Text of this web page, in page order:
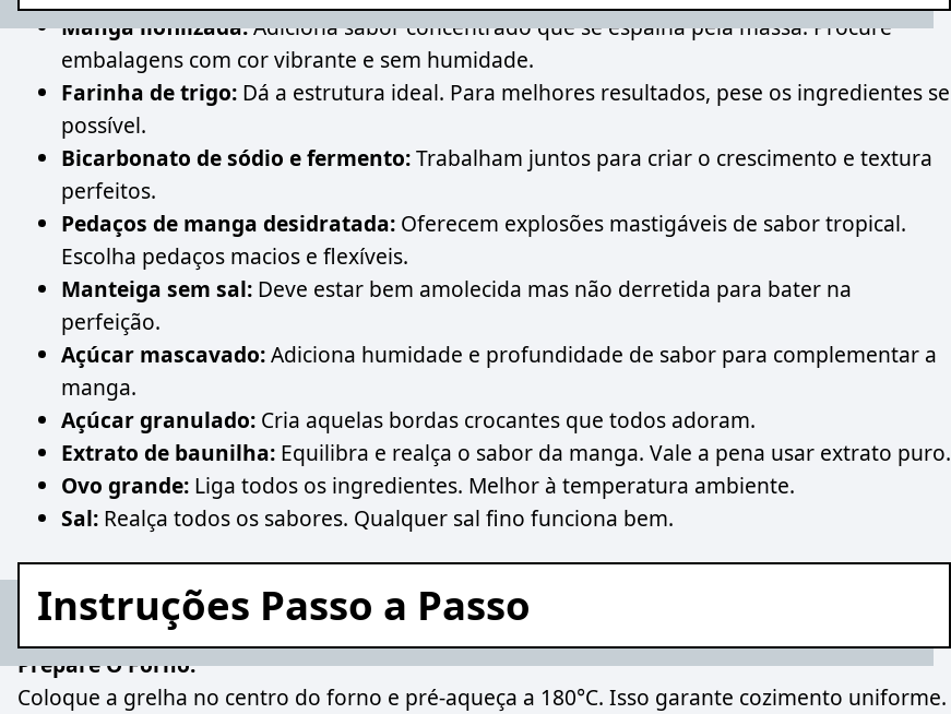
Manga liofilizada:Adiciona sabor concentrado que se espalha pela massa. Procure
embalagens com cor vibrante e sem humidade.
Farinha de trigo: Dá a estrutura ideal. Para melhores resultados, pese os ingredientes se
possível.
Bicarbonato de sódio e fermento:Trabalham juntos para criar o crescimento e textura
perfeitos.
Pedaços de manga desidratada: Oferecem explosões mastigáveis de sabor tropical.
Escolha pedaços macios e flexíveis.
Manteiga sem sal: Deve estar bem amolecida mas não derretida para bater na
perfeição.
Açúcar mascavado:Adiciona humidade e profundidade de sabor para complementar a
manga.
Açúcar granulado: Cria aquelas bordas crocantes que todos adoram.
Extrato de baunilha: Equilibra e realça o sabor da manga. Vale a pena usar extrato puro.
Ovo grande: Liga todos os ingredientes. Melhor à temperatura ambiente.
Sal: Realça todos os sabores. Qualquer sal fino funciona bem.
Instruções Passo a Passo
Prepare O Forno:
Coloque a grelha no centro do forno e pré-aqueça a 180°C. Isso garante cozimento uniforme.